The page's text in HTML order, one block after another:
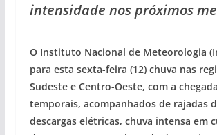
intensidade nos próximos
O Instituto Nacional de Meteorologia
para esta sexta-feira (12) chuva nas
Sudeste e Centro-Oeste, com a
temporais, acompanhados de rajadas
descargas elétricas, chuva intensa em